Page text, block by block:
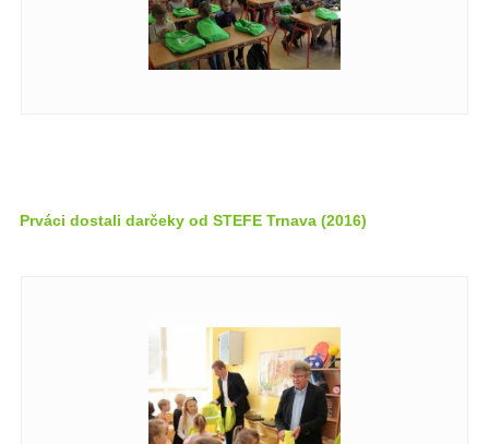
Prváci dostali darčeky od STEFE Trnava (2016)